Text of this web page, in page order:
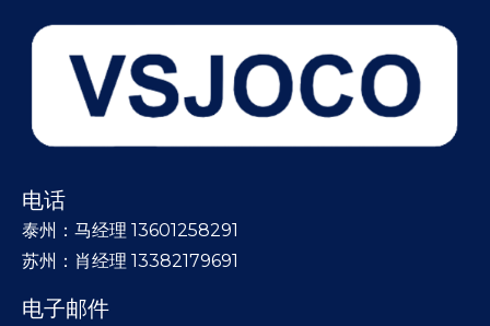
电话
泰州：马经理 13601258291
苏州：肖经理 13382179691
电子邮件